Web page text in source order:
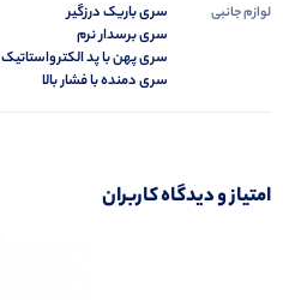
لوازم جانبی
سری باریک درزگیر
سری برسدار نرم
سری پهن با پد الکترواستاتیک
سری دمنده با فشار بالا
امتیاز و دیدگاه کاربران